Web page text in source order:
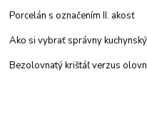
Porcelán s označením II. akosť
Ako si vybrať správny
Bezolovnatý krištáľ verzus